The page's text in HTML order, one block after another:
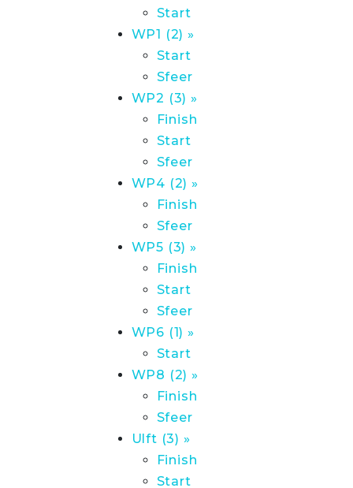
Start
WP1 (2) »
Start
Sfeer
WP2 (3) »
Finish
Start
Sfeer
WP4 (2) »
Finish
Sfeer
WP5 (3) »
Finish
Start
Sfeer
WP6 (1) »
Start
WP8 (2) »
Finish
Sfeer
Ulft (3) »
Finish
Start